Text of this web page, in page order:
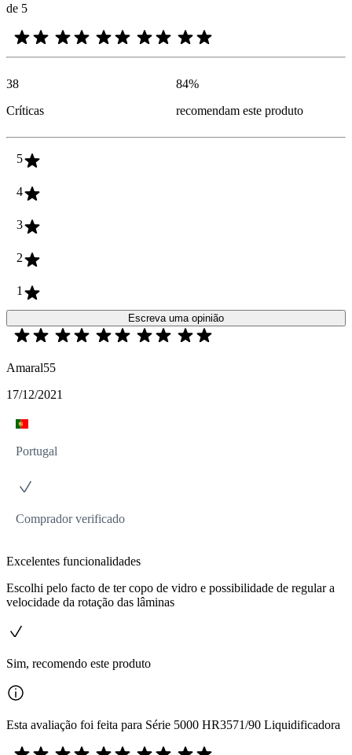
de 5
38
Críticas
84%
recomendam este produto
5
4
3
2
1
Escreva uma opinião
Amaral55
17/12/2021
Portugal
Comprador verificado
Excelentes funcionalidades
Escolhi pelo facto de ter copo de vidro e possibilidade de regular a
velocidade da rotação das lâminas
Sim, recomendo este produto
Esta avaliação foi feita para Série 5000 HR3571/90 Liquidificadora